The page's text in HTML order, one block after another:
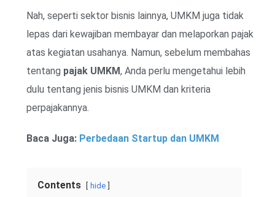
Nah, seperti sektor bisnis lainnya, UMKM juga tidak
lepas dari kewajiban membayar dan melaporkan pajak
atas kegiatan usahanya. Namun, sebelum membahas
tentang pajak UMKM, Anda perlu mengetahui lebih
dulu tentang jenis bisnis UMKM dan kriteria
perpajakannya.
Baca Juga: Perbedaan Startup dan UMKM
Contents hide